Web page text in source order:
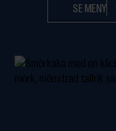
SE MENY